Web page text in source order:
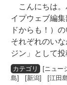
こんにちは
イプウェブ編
ドからも！）
それぞれのい
ジン」として投
[ニュー
島] [新潟] [江田